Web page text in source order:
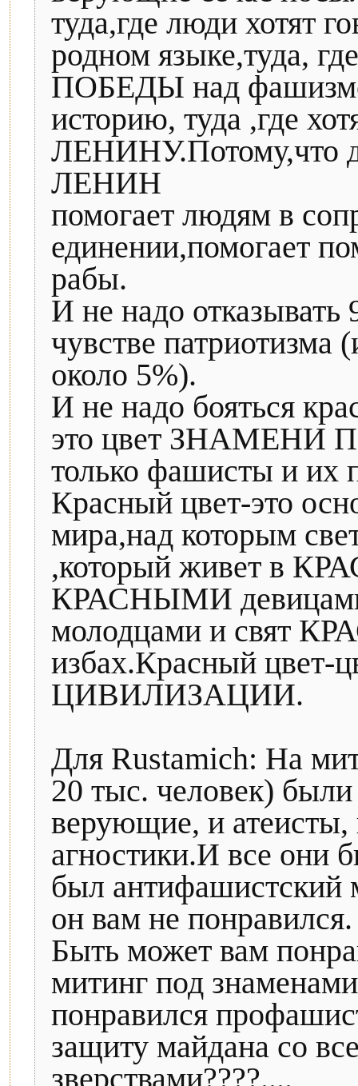
туда,где люди хотят
родном языке,туда,
ПОБЕДЫ над
историю, туда ,где
ЛЕНИНУ.Потому,что
ЛЕНИН
помогает людям в
единении,помогает
рабы.
И не надо
чувстве патриотизма
около 5%).
И не надо бояться
это цвет ЗНАМЕНИ
только фашисты и их
Красный цвет-это
мира,над которым
,который живет в
КРАСНЫМИ
молодцами и свят
избах.Красный
ЦИВИЛИЗАЦИИ.
Для Rustamich: На
20 тыс. человек)
верующие, и
агностики.И все они
был антифашистский
он вам не понравился.
Быть может вам
митинг под
понравился
защиту майдана со
зверствами????....